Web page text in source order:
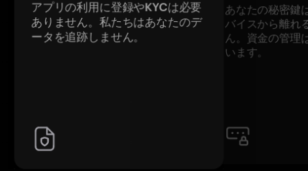
アプリの利用に登録やKYCは必要
ありません。私たちはあなたのデ
ータを追跡しません。
あなたの秘密鍵
バイスから離れ
ん。資金の管理
います。